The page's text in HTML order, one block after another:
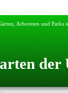
Arboreten und Parks